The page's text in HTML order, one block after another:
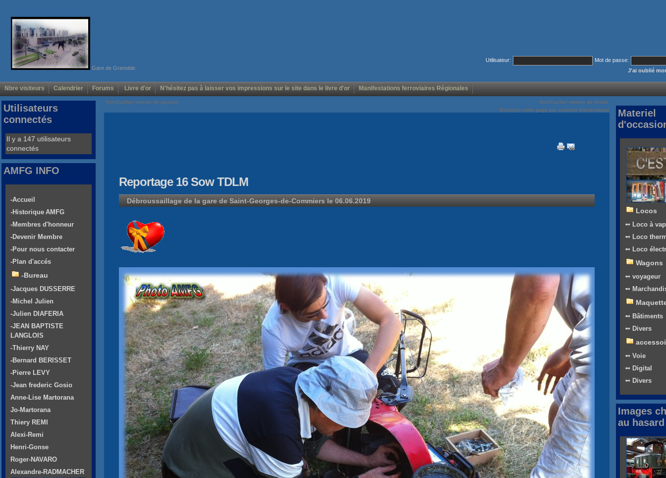
Gare de Grenoble
Utilisateur:
Mot de passe:
J'ai oublié
Nbre visiteurs Calendrier Forums Livre d'or N'hésitez pas à laisser vos impressions sur le site dans le livre d'or Manifestations ferroviaires Régionales
Voir/Cacher menus de gauche
Voir/Cacher menus de droite
Envoyez cette page par courrier électronique
Reportage 16 Sow TDLM
Débroussaillage de la gare de Saint-Georges-de-Commiers le 06.06.2019
Utilisateurs
connectés
Il y a 147 utilisateurs
connectés
AMFG INFO
-Accueil
-Historique AMFG
-Membres d'honneur
-Devenir Membre
-Pour nous contacter
-Plan d'accés
-Bureau
-Jacques DUSSERRE
-Michel Julien
-Julien DIAFERIA
-JEAN BAPTISTE
LANGLOIS
-Thierry NAY
-Bernard BERISSET
-Pierre LEVY
-Jean frederic Gosio
Anne-Lise Martorana
Jo-Martorana
Thiery REMI
Alexi-Remi
Henri-Gonse
Roger-NAVARO
Alexandre-RADMACHER
Materiel
Locos
➻ Loco à
➻ Loco
➻ Loco
Wagons
➻ voyageur
➻
➻ Bâtiments
➻ Divers
➻ Voie
➻ Digital
➻ Divers
Images
au hasard